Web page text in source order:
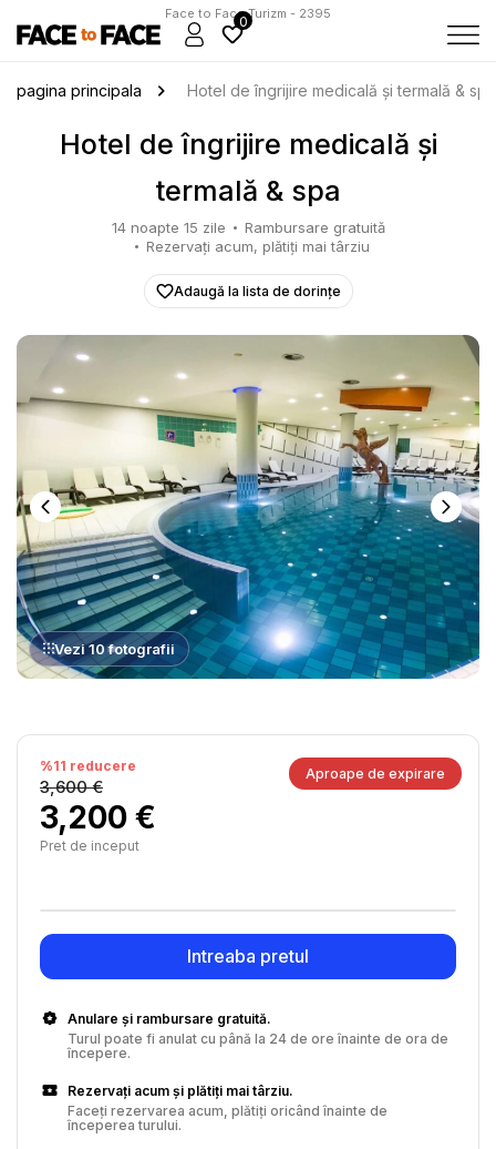
Face to Face Turizm - 2395
0
pagina principala Hotel de îngrijire medicală și termală & spa
Hotel de îngrijire medicală și
termală & spa
14 noapte 15 zile
Rambursare gratuită
Rezervați acum, plătiți mai târziu
Adaugă la lista de dorințe
Vezi 10 fotografii
Aproape de expirare
%11 reducere
3,600 €
3,200 €
Pret de inceput
Intreaba pretul
Anulare și rambursare gratuită.
Turul poate fi anulat cu până la 24 de ore înainte de ora de
începere.
Rezervați acum și plătiți mai târziu.
Faceți rezervarea acum, plătiți oricând înainte de
începerea turului.